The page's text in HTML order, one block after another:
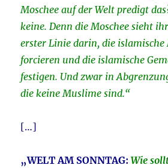
Moschee auf der Welt predigt
keine. Denn die Moschee sieht
erster Linie darin, die islamische
forcieren und die islamische
festigen. Und zwar in
die keine Muslime sind.“
[…]
„WELT AM SONNTAG: Wie